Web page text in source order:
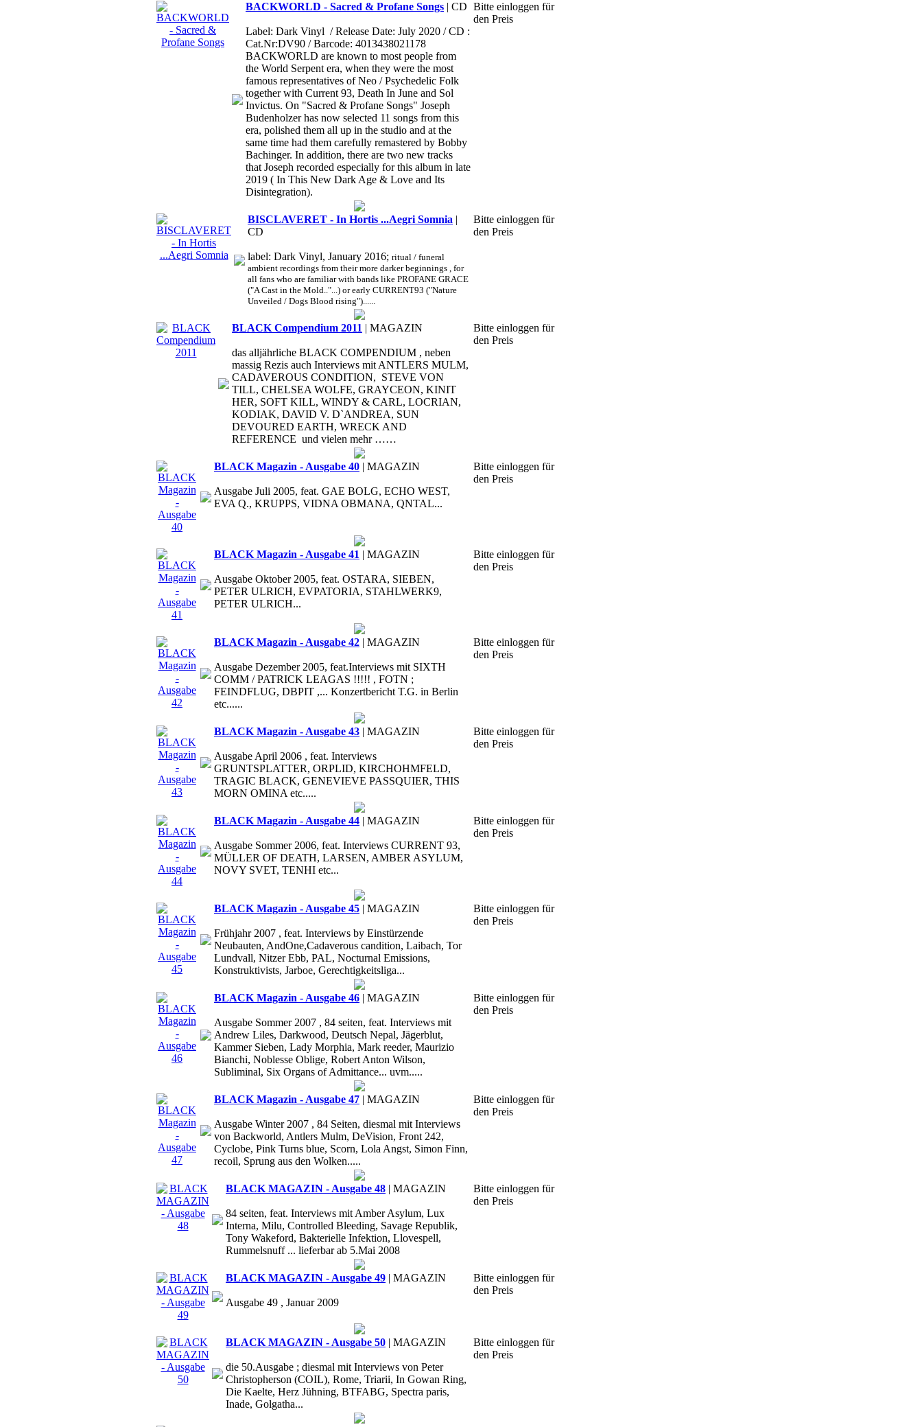
BACKWORLD - Sacred & Profane Songs | CD
Label: Dark Vinyl / Release Date: July 2020 / CD :
Cat.Nr:DV90 / Barcode: 4013438021178
BACKWORLD are known to most people from
the World Serpent era, when they were the most
famous representatives of Neo / Psychedelic Folk
together with Current 93, Death In June and Sol
Invictus. On "Sacred & Profane Songs" Joseph
Budenholzer has now selected 11 songs from this
era, polished them all up in the studio and at the
same time had them carefully remastered by Bobby
Bachinger. In addition, there are two new tracks
that Joseph recorded especially for this album in late
2019 ( In This New Dark Age & Love and Its
Disintegration).
Bitte einloggen für
den Preis
BISCLAVERET - In Hortis ...Aegri Somnia |
CD
label: Dark Vinyl, January 2016; ritual / funeral
ambient recordings from their more darker beginnings , for
all fans who are familiar with bands like PROFANE GRACE
("A Cast in the Mold.."...) or early CURRENT93 ("Nature
Unveiled / Dogs Blood rising")......
Bitte einloggen für
den Preis
BLACK Compendium 2011 | MAGAZIN
das alljährliche BLACK COMPENDIUM , neben
massig Rezis auch Interviews mit ANTLERS MULM,
CADAVEROUS CONDITION, STEVE VON
TILL, CHELSEA WOLFE, GRAYCEON, KINIT
HER, SOFT KILL, WINDY & CARL, LOCRIAN,
KODIAK, DAVID V. D`ANDREA, SUN
DEVOURED EARTH, WRECK AND
REFERENCE und vielen mehr ……
Bitte einloggen für
den Preis
BLACK Magazin - Ausgabe 40 | MAGAZIN
Ausgabe Juli 2005, feat. GAE BOLG, ECHO WEST,
EVA Q., KRUPPS, VIDNA OBMANA, QNTAL...
Bitte einloggen für
den Preis
BLACK Magazin - Ausgabe 41 | MAGAZIN
Ausgabe Oktober 2005, feat. OSTARA, SIEBEN,
PETER ULRICH, EVPATORIA, STAHLWERK9,
PETER ULRICH...
Bitte einloggen für
den Preis
BLACK Magazin - Ausgabe 42 | MAGAZIN
Ausgabe Dezember 2005, feat.Interviews mit SIXTH
COMM / PATRICK LEAGAS !!!!! , FOTN ;
FEINDFLUG, DBPIT ,... Konzertbericht T.G. in Berlin
etc......
Bitte einloggen für
den Preis
BLACK Magazin - Ausgabe 43 | MAGAZIN
Ausgabe April 2006 , feat. Interviews
GRUNTSPLATTER, ORPLID, KIRCHOHMFELD,
TRAGIC BLACK, GENEVIEVE PASSQUIER, THIS
MORN OMINA etc.....
Bitte einloggen für
den Preis
BLACK Magazin - Ausgabe 44 | MAGAZIN
Ausgabe Sommer 2006, feat. Interviews CURRENT 93,
MÜLLER OF DEATH, LARSEN, AMBER ASYLUM,
NOVY SVET, TENHI etc...
Bitte einloggen für
den Preis
BLACK Magazin - Ausgabe 45 | MAGAZIN
Frühjahr 2007 , feat. Interviews by Einstürzende
Neubauten, AndOne,Cadaverous candition, Laibach, Tor
Lundvall, Nitzer Ebb, PAL, Nocturnal Emissions,
Konstruktivists, Jarboe, Gerechtigkeitsliga...
Bitte einloggen für
den Preis
BLACK Magazin - Ausgabe 46 | MAGAZIN
Ausgabe Sommer 2007 , 84 seiten, feat. Interviews mit
Andrew Liles, Darkwood, Deutsch Nepal, Jägerblut,
Kammer Sieben, Lady Morphia, Mark reeder, Maurizio
Bianchi, Noblesse Oblige, Robert Anton Wilson,
Subliminal, Six Organs of Admittance... uvm.....
Bitte einloggen für
den Preis
BLACK Magazin - Ausgabe 47 | MAGAZIN
Ausgabe Winter 2007 , 84 Seiten, diesmal mit Interviews
von Backworld, Antlers Mulm, DeVision, Front 242,
Cyclobe, Pink Turns blue, Scorn, Lola Angst, Simon Finn,
recoil, Sprung aus den Wolken.....
Bitte einloggen für
den Preis
BLACK MAGAZIN - Ausgabe 48 | MAGAZIN
84 seiten, feat. Interviews mit Amber Asylum, Lux
Interna, Milu, Controlled Bleeding, Savage Republik,
Tony Wakeford, Bakterielle Infektion, Llovespell,
Rummelsnuff ... lieferbar ab 5.Mai 2008
Bitte einloggen für
den Preis
BLACK MAGAZIN - Ausgabe 49 | MAGAZIN
Ausgabe 49 , Januar 2009
Bitte einloggen für
den Preis
BLACK MAGAZIN - Ausgabe 50 | MAGAZIN
die 50.Ausgabe ; diesmal mit Interviews von Peter
Christopherson (COIL), Rome, Triarii, In Gowan Ring,
Die Kaelte, Herz Jühning, BTFABG, Spectra paris,
Inade, Golgatha...
Bitte einloggen für
den Preis